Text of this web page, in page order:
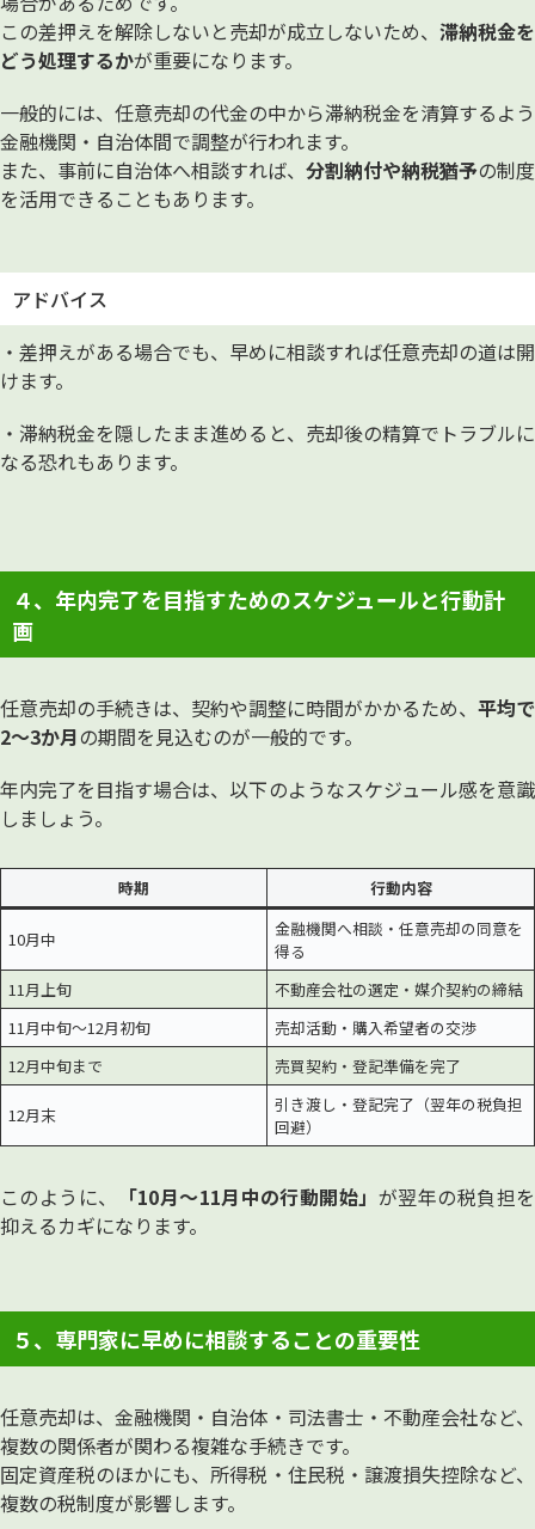
この差押えを解除しないと売却が成立しないため、 滞納税金を
どう処理するかが重要になります。
一般的には、任意売却の代金の中から滞納税金を清算するよう
金融機関・自治体間で調整が行われます。
また、事前に自治体へ相談すれば、 分割納付や納税猶予の制度
を活用できることもあります。
アドバイス
・差押えがある場合でも、早めに相談すれば任意売却の道は開
けます。
・滞納税金を隠したまま進めると、売却後の精算でトラブルに
なる恐れもあります。
４、年内完了を目指すためのスケジュールと行動計
画
任意売却の手続きは、契約や調整に時間がかかるため、 平均で
2〜3か月の期間を見込むのが一般的です。
年内完了を目指す場合は、以下のようなスケジュール感を意識
しましょう。
時期 行動内容
10月中
金融機関へ相談・任意売却の同意を
得る
11月上旬
不動産会社の選定・媒介契約の締結
11月中旬〜12月初旬
売却活動・購入希望者の交渉
12月中旬まで
売買契約・登記準備を完了
12月末
引き渡し・登記完了（翌年の税負担
回避）
このように、 「10月〜11月中の行動開始」 が翌年の税負担を
抑えるカギになります。
５、専門家に早めに相談することの重要性
任意売却は、金融機関・自治体・司法書士・不動産会社など、
複数の関係者が関わる複雑な手続きです。
固定資産税のほかにも、所得税・住民税・譲渡損失控除など、
複数の税制度が影響します。